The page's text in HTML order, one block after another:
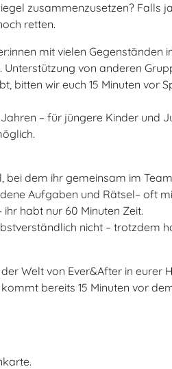
zusammenzusetzen? Falls
retten.
mit vielen Gegenständen
von anderen
bitten wir euch 15 Minuten vor
– für jüngere Kinder und
bei dem ihr gemeinsam im
Aufgaben und Rätsel– oft
habt nur 60 Minuten Zeit.
nicht – trotzdem
Welt von Ever&After in eurer
bereits 15 Minuten vor